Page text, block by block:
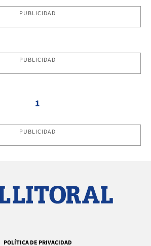
PUBLICIDAD
PUBLICIDAD
1
PUBLICIDAD
POLÍTICA DE PRIVACIDAD